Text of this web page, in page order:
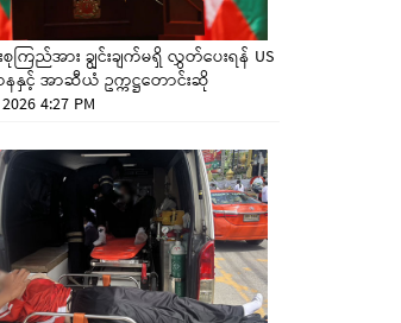
ကြည်အား ချွင်းချက်မရှိ လွှတ်ပေးရန် US
ာနနှင့် အာဆီယံ ဥက္ကဋ္ဌတောင်းဆို
4:27 PM